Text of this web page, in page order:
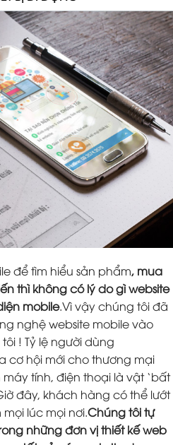
để tìm hiểu sản phẩm, mua
thì không có lý do gì website
mobile.Vì vậy chúng tôi đã
nghệ website mobile vào
! Tỷ lệ người dùng
cơ hội mới cho thương mại
tính, điện thoại là vật ‘bất
đây, khách hàng có thể lướt
lúc mọi nơi.Chúng tôi tự
những đơn vị thiết kế web